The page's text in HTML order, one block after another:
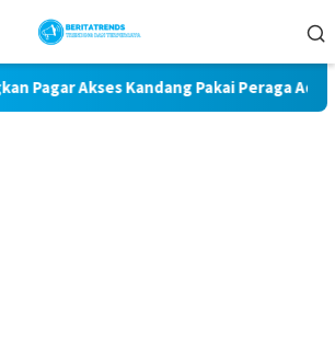
Akses Kandang Pakai Peraga Adat